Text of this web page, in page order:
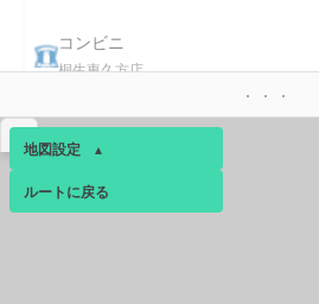
コンビニ
桐生東久方店
地図設定 ▴
ベース ▴
ルートに戻る